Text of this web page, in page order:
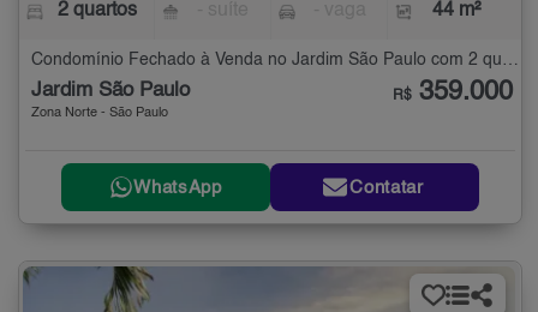
2 quartos 44 m²
Condomínio Fechado à Venda no Jardim São Paulo com 2 quartos - 44 m²
Jardim São Paulo
Zona Norte - São Paulo
R$ 359.000
WhatsApp Contatar